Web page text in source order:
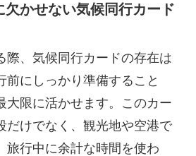
欠かせない気候同行カード
際、気候同行カードの存在は
前にしっかり準備すること
大限に活かせます。このカー
だけでなく、観光地や空港で
旅行中に余計な時間を使わ